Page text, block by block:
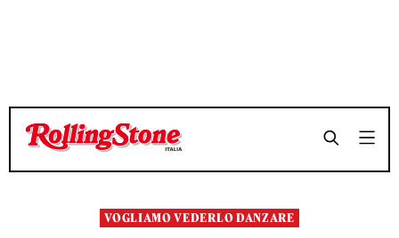
TEMPO DI LETTURA 13 MINUTI SHARE
TEMPO DI LETTURA 13 MINUTI SHARE
VOGLIAMO VEDERLO DANZARE